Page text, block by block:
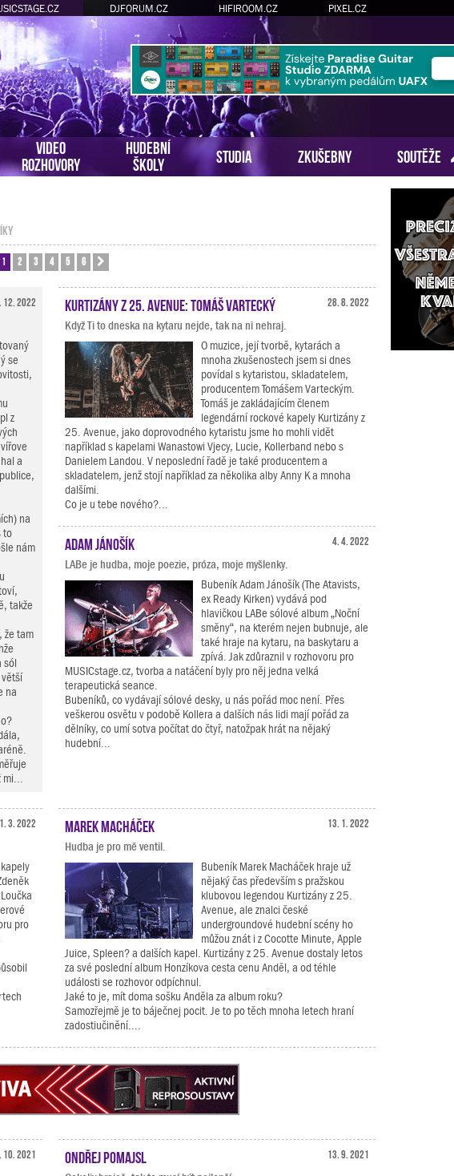
DJFORUM.CZ HIFIROOM.CZ PIXEL.CZ
VIDEO
ROZHOVORY
HUDEBNÍ
ŠKOLY
STUDIA ZKUŠEBNY SOUTĚŽE
1 2 3 4 5 6
12. 2022
se
z
a
na
to
nám
takže
že tam
sól
větší
na
28. 8. 2022
Kurtizány z 25. Avenue: Tomáš Vartecký
Když Ti to dneska na kytaru nejde, tak na ni nehraj.
O muzice, její tvorbě, kytarách a
mnoha zkušenostech jsem si dnes
povídal s kytaristou, skladatelem,
producentem Tomášem Varteckým.
Tomáš je zakládajícím členem
legendární rockové kapely Kurtizány z
25. Avenue, jako doprovodného kytaristu jsme ho mohli vidět
například s kapelami Wanastowi Vjecy, Lucie, Kollerband nebo s
Danielem Landou. V neposlední řadě je také producentem a
skladatelem, jenž stojí například za několika alby Anny K a mnoha
dalšími.
Co je u tebe nového?...
4. 4. 2022
Adam Jánošík
LABe je hudba, moje poezie, próza, moje myšlenky.
Bubeník Adam Jánošík (The Atavists,
ex Ready Kirken) vydává pod
hlavičkou LABe sólové album „Noční
směny“, na kterém nejen bubnuje, ale
také hraje na kytaru, na baskytaru a
zpívá. Jak zdůraznil v rozhovoru pro
MUSICstage.cz, tvorba a natáčení byly pro něj jedna velká
terapeutická seance.
Bubeníků, co vydávají sólové desky, u nás pořád moc není. Přes
veškerou osvětu v podobě Kollera a dalších nás lidi mají pořád za
dělníky, co umí sotva počítat do čtyř, natožpak hrát na nějaký
hudební...
1. 3. 2022
pro
13. 1. 2022
Marek Macháček
Hudba je pro mě ventil.
Bubeník Marek Macháček hraje už
nějaký čas především s pražskou
klubovou legendou Kurtizány z 25.
Avenue, ale znalci české
undergroundové hudební scény ho
můžou znát i z Cocotte Minute, Apple
Juice, Spleen? a dalších kapel. Kurtizány z 25. Avenue dostaly letos
za své poslední album Honzíkova cesta cenu Anděl, a od téhle
události se rozhovor odpíchnul.
Jaké to je, mít doma sošku Anděla za album roku?
Samozřejmě je to báječnej pocit. Je to po těch mnoha letech hraní
zadostiučinění....
10. 2021 13. 9. 2021
Ondřej Pomajsl